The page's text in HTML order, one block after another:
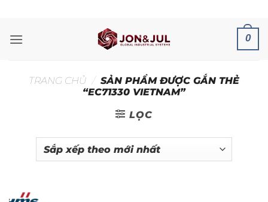
nội
0
TRANG CHỦ / SẢN PHẨM ĐƯỢC GẮN THẺ
“EC71330 VIETNAM”
LỌC